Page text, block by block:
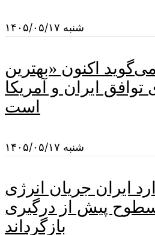
شنبه ۱۴۰۵/۰۵/۱۷
اکنون «بهترین
توافق ایران و آمریکا
است
شنبه ۱۴۰۵/۰۵/۱۷
ایران جریان انرژی
پیش از درگیری
بازگرداند